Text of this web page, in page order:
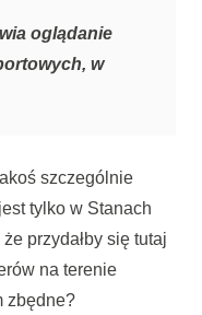
oglądanie
w
szczególnie
tylko w Stanach
przydałby się tutaj
na terenie
zbędne?